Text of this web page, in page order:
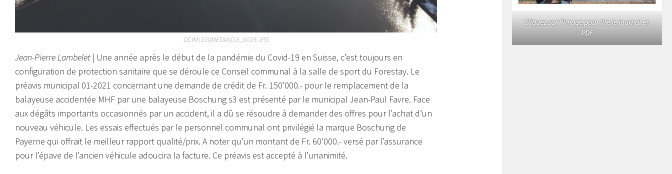
DCIM\100MEDIA\DJI_0019.JPG
Jean-Pierre Lambelet | Une année après le début de la pandémie du Covid-19 en Suisse, c’est toujours en
configuration de protection sanitaire que se déroule ce Conseil communal à la salle de sport du Forestay. Le
préavis municipal 01-2021 concernant une demande de crédit de Fr. 150’000.- pour le remplacement de la
balayeuse accidentée MHF par une balayeuse Boschung s3 est présenté par le municipal Jean-Paul Favre. Face
aux dégâts importants occasionnés par un accident, il a dû se résoudre à demander des offres pour l’achat d’un
nouveau véhicule. Les essais effectués par le personnel communal ont privilégié la marque Boschung de
Payerne qui offrait le meilleur rapport qualité/prix. A noter qu’un montant de Fr. 60’000.- versé par l’assurance
pour l’épave de l’ancien véhicule adoucira la facture. Ce préavis est accepté à l’unanimité.
Cliquez sur l'image pour lire le journal en
PDF